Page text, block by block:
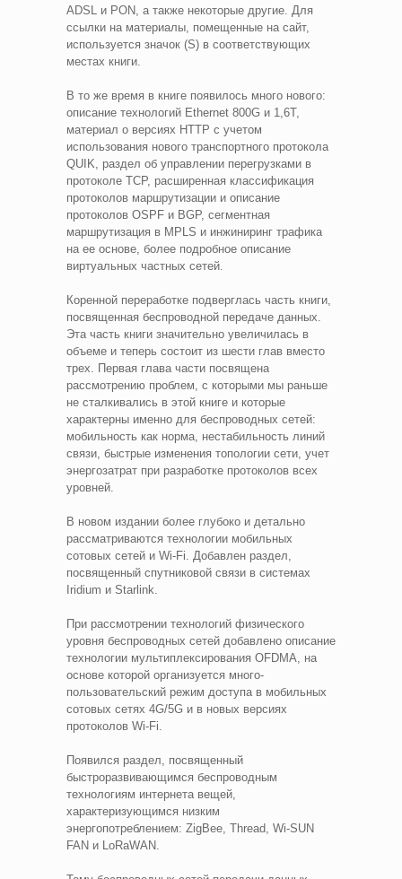
ADSL и PON, а также некоторые другие. Для
ссылки на материалы, помещенные на сайт,
используется значок (S) в соответствующих
местах книги.
В то же время в книге появилось много нового:
описание технологий Ethernet 800G и 1,6Т,
материал о версиях HTTP c учетом
использования нового транспортного протокола
QUIK, раздел об управлении перегрузками в
протоколе TCP, расширенная классификация
протоколов маршрутизации и описание
протоколов OSPF и BGP, сегментная
маршрутизация в MPLS и инжиниринг трафика
на ее основе, более подробное описание
виртуальных частных сетей.
Коренной переработке подверглась часть книги,
посвященная беспроводной передаче данных.
Эта часть книги значительно увеличилась в
объеме и теперь состоит из шести глав вместо
трех. Первая глава части посвящена
рассмотрению проблем, с которыми мы раньше
не сталкивались в этой книге и которые
характерны именно для беспроводных сетей:
мобильность как норма, нестабильность линий
связи, быстрые изменения топологии сети, учет
энергозатрат при разработке протоколов всех
уровней.
В новом издании более глубоко и детально
рассматриваются технологии мобильных
сотовых сетей и Wi-Fi. Добавлен раздел,
посвященный спутниковой связи в системах
Iridium и Starlink.
При рассмотрении технологий физического
уровня беспроводных сетей добавлено описание
технологии мультиплексирования OFDMA, на
основе которой организуется много-
пользовательский режим доступа в мобильных
сотовых сетях 4G/5G и в новых версиях
протоколов Wi-Fi.
Появился раздел, посвященный
быстроразвивающимся беспроводным
технологиям интернета вещей,
характеризующимся низким
энергопотреблением: ZigBee, Thread, Wi-SUN
FAN и LoRaWAN.